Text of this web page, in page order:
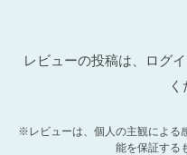
レビューの投稿は、ログ
く
※レビューは、個人の主観による
能を保証する